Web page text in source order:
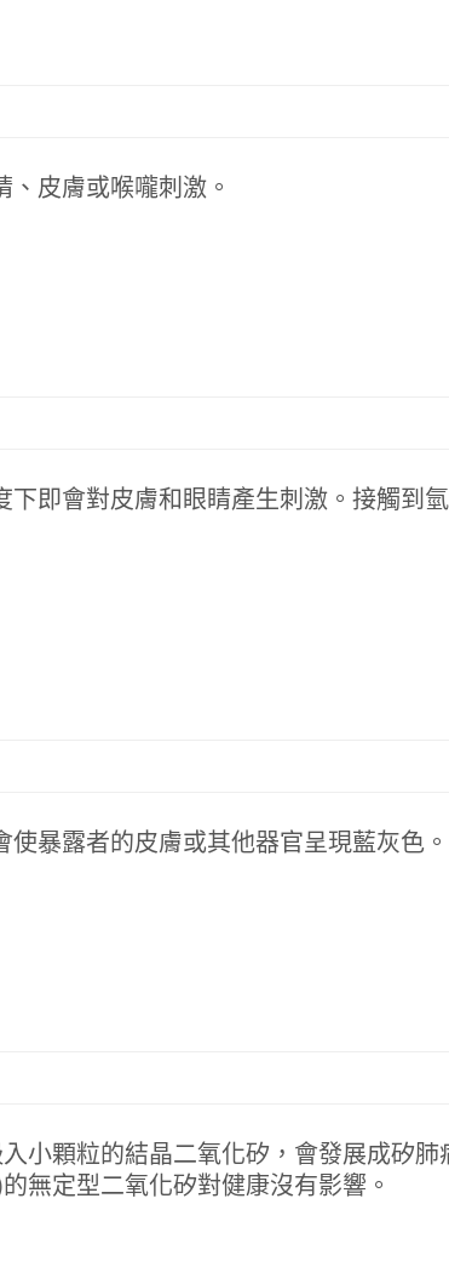
皮膚或喉嚨刺激。
即會對皮膚和眼睛產生刺激。接觸到
暴露者的皮膚或其他器官呈現藍灰色。
小顆粒的結晶二氧化矽，會發展成矽肺
無定型二氧化矽對健康沒有影響。